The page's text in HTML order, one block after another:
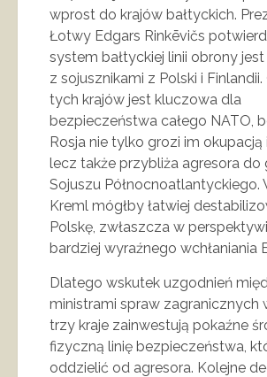
wprost do krajów bałtyckich.
Łotwy Edgars Rinkēvičs
system bałtyckiej linii obrony
z sojusznikami z Polski i
tych krajów jest kluczowa dla
bezpieczeństwa całego NATO,
Rosja nie tylko grozi im okupacją
lecz także przybliża agresora do
Sojuszu Północnoatlantyckiego.
Kreml mógłby łatwiej
Polskę, zwłaszcza w
bardziej wyraźnego wchłaniania
Dlatego wskutek uzgodnień
ministrami spraw zagranicznych
trzy kraje zainwestują pokaźne
fizyczną linię bezpieczeństwa,
oddzielić od agresora. Kolejne